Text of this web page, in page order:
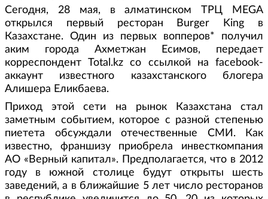
Сегодня, 28 мая, в алматинском ТРЦ MEGA
открылся первый ресторан Burger King в
Казахстане. Один из первых вопперов* получил
аким города Ахметжан Есимов, передает
корреспондент Total.kz со ссылкой на facebook-
аккаунт известного казахстанского блогера
Алишера Еликбаева.
Приход этой сети на рынок Казахстана стал
заметным событием, которое с разной степенью
пиетета обсуждали отечественные СМИ. Как
известно, франшизу приобрела инвесткомпания
АО «Верный капитал». Предполагается, что в 2012
году в южной столице будут открыты шесть
заведений, а в ближайшие 5 лет число ресторанов